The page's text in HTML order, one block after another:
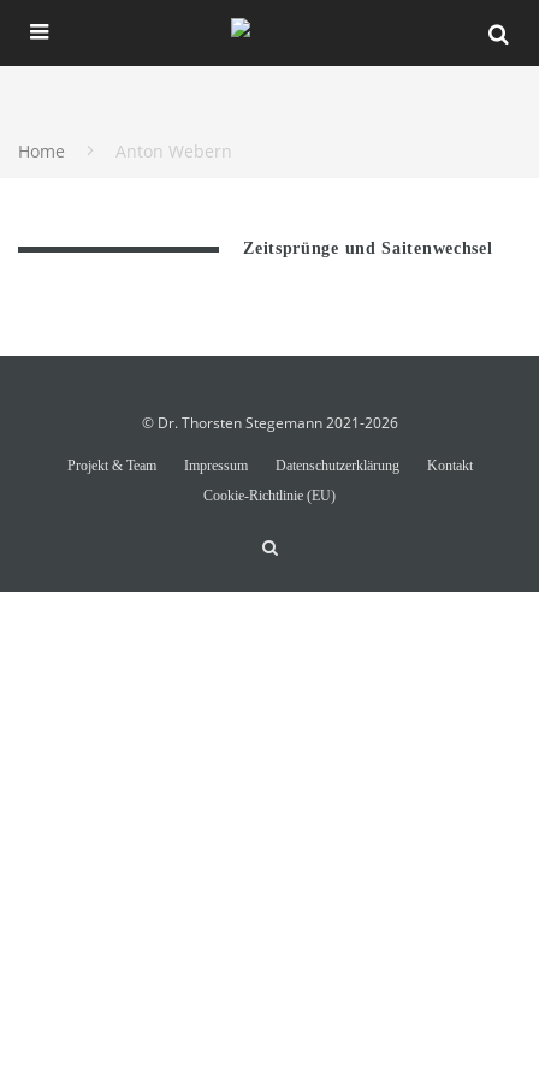
Home Anton Webern
Zeitsprünge und Saitenwechsel
© Dr. Thorsten Stegemann 2021-2026
Projekt & Team Impressum Datenschutzerklärung
Kontakt
Cookie-Richtlinie (EU)